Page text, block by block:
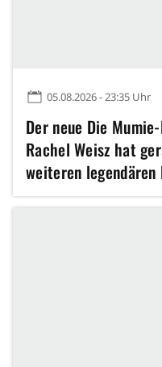
05.08.2026 - 23:35 Uhr
Der neue Die
Rachel Weisz hat
weiteren
angekündigt